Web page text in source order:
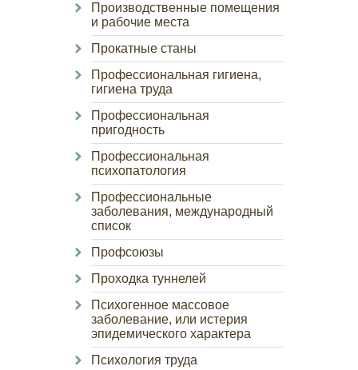
Производственные помещения
и рабочие места
Прокатные станы
Профессиональная гигиена,
гигиена труда
Профессиональная
пригодность
Профессиональная
психопатология
Профессиональные
заболевания, международный
список
Профсоюзы
Проходка туннелей
Психогенное массовое
заболевание, или истерия
эпидемического характера
Психология труда